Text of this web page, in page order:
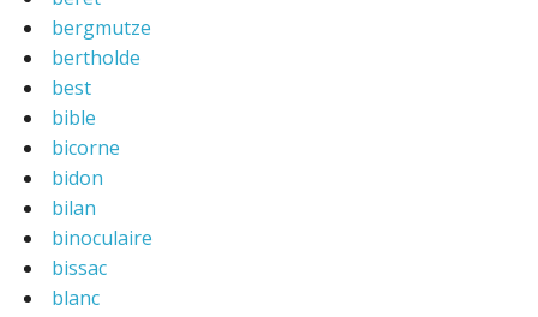
bergmutze
bertholde
best
bible
bicorne
bidon
bilan
binoculaire
bissac
blanc